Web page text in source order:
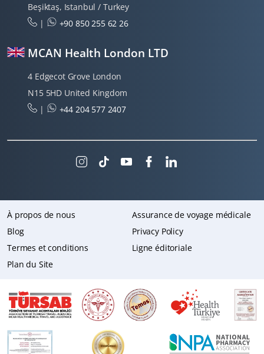
Beşiktaş, Istanbul / Turkey
|
+90 850 255 62 26
MCAN Health London LTD
4 Edgecot Grove London
N15 5HD United Kingdom
|
+44 204 577 2407
À propos de nous
Assurance de voyage médicale
Blog
Privacy Policy
Termes et conditions
Ligne éditoriale
Plan du Site